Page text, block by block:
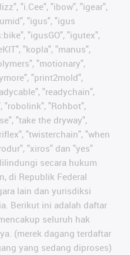
"i.Cee", "ibow", "igear",
"igus", "igus
"igusGO", "igutex",
"kopla", "manus",
"motionary",
"print2mold",
"readychain",
"robolink", "Rohbot",
"take the dryway",
"twisterchain", "when
"xiros" dan "yes"
secara hukum
di Republik Federal
lain dan yurisdiksi
Berikut ini adalah daftar
seluruh hak
(merek dagang terdaftar
yang sedang diproses)